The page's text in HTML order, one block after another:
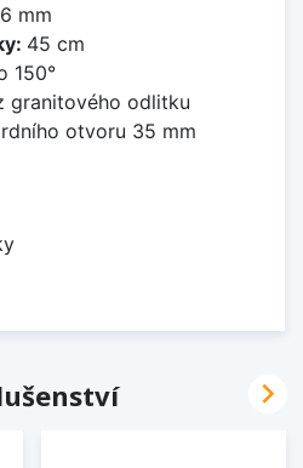
mm
45 cm
150°
granitového odlitku
otvoru 35 mm
